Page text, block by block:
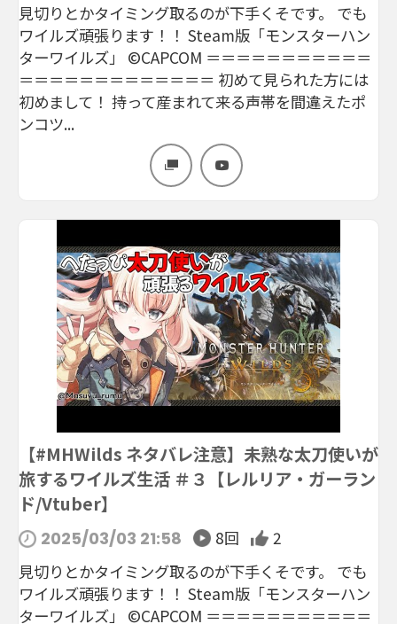
見切りとかタイミング取るのが下手くそです。 でも
ワイルズ頑張ります！！ Steam版「モンスターハン
ターワイルズ」 ©CAPCOM ＝＝＝＝＝＝＝＝＝＝＝
＝＝＝＝＝＝＝＝＝＝＝＝＝ 初めて見られた方には
初めまして！ 持って産まれて来る声帯を間違えたポ
ンコツ...
【#MHWilds ネタバレ注意】未熟な太刀使いが
旅するワイルズ生活 ＃３【レルリア・ガーラン
ド/Vtuber】
2025/03/03 21:58 8回
2
見切りとかタイミング取るのが下手くそです。 でも
ワイルズ頑張ります！！ Steam版「モンスターハン
ターワイルズ」 ©CAPCOM ＝＝＝＝＝＝＝＝＝＝＝